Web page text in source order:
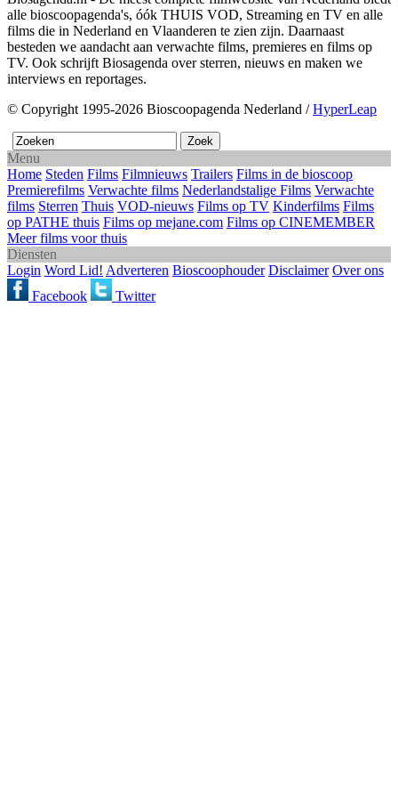
alle bioscoopagenda's, óók THUIS VOD, Streaming en TV en alle
films die in Nederland en Vlaanderen te zien zijn. Daarnaast
besteden we aandacht aan verwachte films, premieres en films op
TV. Ook schrijft Biosagenda over sterren, nieuws en maken we
interviews en reportages.
© Copyright 1995-2026 Bioscoopagenda Nederland /HyperLeap
Menu
Home Steden Films Filmnieuws Trailers Films in de bioscoop
Premierefilms Verwachte films Nederlandstalige Films Verwachte
films Sterren Thuis VOD-nieuws Films op TV Kinderfilms Films
op PATHE thuis Films op mejane.com Films op CINEMEMBER
Meer films voor thuis
Diensten
Login Word Lid! Adverteren Bioscoophouder Disclaimer Over ons
Facebook
Twitter